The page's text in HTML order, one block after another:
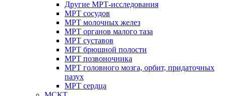
Другие МРТ-исследования
МРТ сосудов
МРТ молочных желез
МРТ органов малого таза
МРТ суставов
МРТ брюшной полости
МРТ позвоночника
МРТ головного мозга, орбит, придаточных
пазух
МРТ сердца